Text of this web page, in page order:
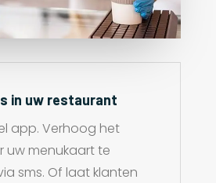
in uw restaurant
app. Verhoog het
uw menukaart te
sms. Of laat klanten